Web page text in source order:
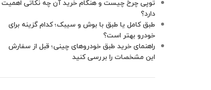
توپی چرخ چیست و هنگام خرید آن چه نکاتی اهمیت
دارد؟
طبق کامل یا طبق با بوش و سیبک؛ کدام گزینه برای
خودرو بهتر است؟
راهنمای خرید طبق خودروهای چینی؛ قبل از سفارش
این مشخصات را بررسی کنید